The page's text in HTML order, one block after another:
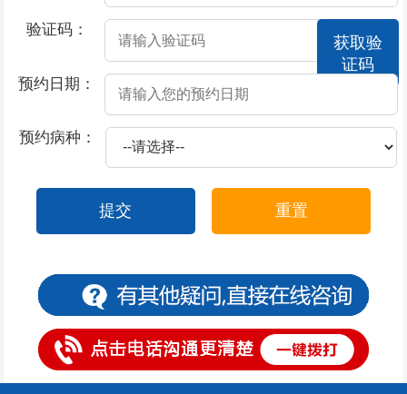
撸管过度会不会导致阳痿 2026-07-17
得了阳痿有什么表现呢 2026-07-17
哪些不良生活习惯会引发阳痿 2026-07-17
导致男性阳痿出现的因素有哪些 2026-07-17
房事不持久是阳痿的原因吗 2026-07-17
前列腺炎的原因治疗方法 2026-07-14
前列腺炎的原因及禁忌症 2026-07-11
包皮过长有什么导致原因 2026-07-11
包皮包茎会引发什么疾病 2026-07-11
验证码：
获取验
证码
预约日期：
预约病种：
提交 重置